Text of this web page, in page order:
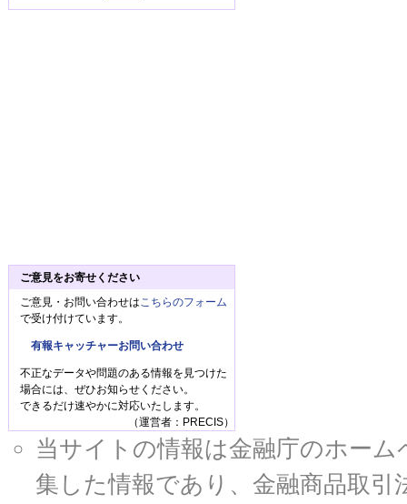
ご意見をお寄せください
ご意見・お問い合わせは こちらのフォーム
で受け付けています。
有報キャッチャーお問い合わせ
不正なデータや問題のある情報を見つけた
場合には、ぜひお知らせください。
できるだけ速やかに対応いたします。
（運営者：PRECIS）
当サイトの情報は金融庁のホー
集した情報であり、金融商品取